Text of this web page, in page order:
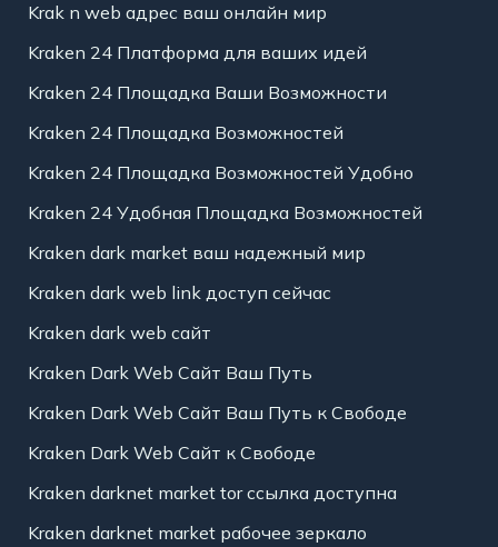
Krak n web адрес ваш онлайн мир
Kraken 24 Платформа для ваших идей
Kraken 24 Площадка Ваши Возможности
Kraken 24 Площадка Возможностей
Kraken 24 Площадка Возможностей Удобно
Kraken 24 Удобная Площадка Возможностей
Kraken dark market ваш надежный мир
Kraken dark web link доступ сейчас
Kraken dark web сайт
Kraken Dark Web Сайт Ваш Путь
Kraken Dark Web Сайт Ваш Путь к Свободе
Kraken Dark Web Сайт к Свободе
Kraken darknet market tor ссылка доступна
Kraken darknet market рабочее зеркало